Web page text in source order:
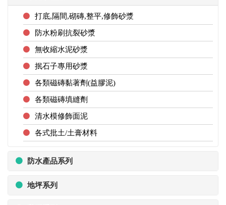
打底,隔間,砌磚,整平,修飾砂漿
防水粉刷抗裂砂漿
無收縮水泥砂漿
抿石子專用砂漿
各類磁磚黏著劑(益膠泥)
各類磁磚填縫劑
清水模修飾面泥
各式批土/土膏材料
防水產品系列
地坪系列